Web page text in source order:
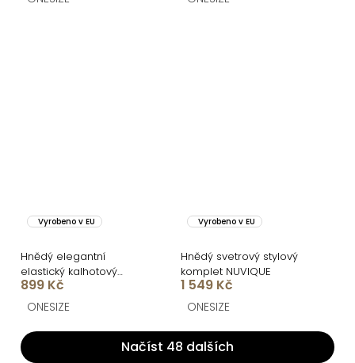
Vyrobeno v EU
Hnědý elegantní
elastický kalhotový
komplet FELUREATY
899 Kč
ONESIZE
Vyrobeno v EU
Hnědý svetrový stylový
komplet NUVIQUE
1 549 Kč
ONESIZE
Načíst 48 dalších